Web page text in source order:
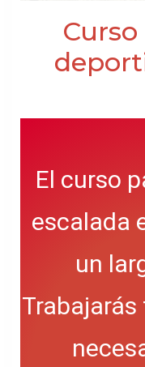
El curso
escalada
un